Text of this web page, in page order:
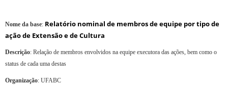
Nome da base: Relatório nominal de membros de equipe por tipo de
ação de Extensão e de Cultura
Descrição: Relação de membros envolvidos na equipe executora das ações, bem como o
status de cada uma destas
Organização: UFABC